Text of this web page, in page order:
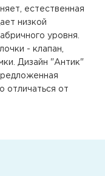
естественная
низкой
уровня.
- клапан,
Дизайн "Антик"
отличаться от